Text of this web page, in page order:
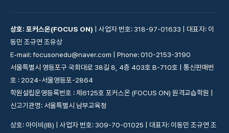
상호: 포커스온(FOCUS ON) | 사업자 번호: 318-97-01633 | 대표자: 이
동민 조규연 조유상
E-mail: focusonedu@naver.com | Phone: 010-2153-3190
서울특별시 영등포구 국회대로 38길 8, 4층 403호 B-710호 | 통신판매번
호 : 2024-서울영등포-2864
학원설립운영등록번호 : 제6125호 포커스온 (FOCUS ON) 원격교습학원 |
신고기관명: 서울특별시 남부교육청
상호: 아이비(IB) | 사업자 번호: 309-70-01025 | 대표자: 이동민 조규연 조